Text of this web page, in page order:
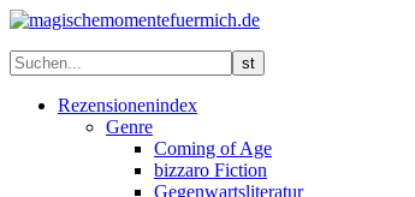
Rezensionenindex
Genre
Coming of Age
bizzaro Fiction
Gegenwartsliteratur